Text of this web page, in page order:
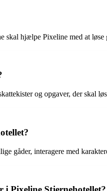
hjælpe Pixeline med at løse
og opgaver, der skal
gåder, interagere med